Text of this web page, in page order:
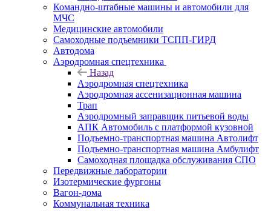
Командно-штабные машины и автомобили для
МЧС
Медицинские автомобили
Самоходные подъемники ТСПП-ГИРД
Автодома
Аэродромная спецтехника
Назад
Аэродромная спецтехника
Аэродромная ассенизационная машина
Трап
Аэродромный заправщик питьевой воды
АПК Автомобиль с платформой кузовной
Подъемно-транспортная машина Автолифт
Подъемно-транспортная машина Амбулифт
Самоходная площадка обслуживания СПО
Передвижные лаборатории
Изотермические фургоны
Вагон-дома
Коммунальная техника